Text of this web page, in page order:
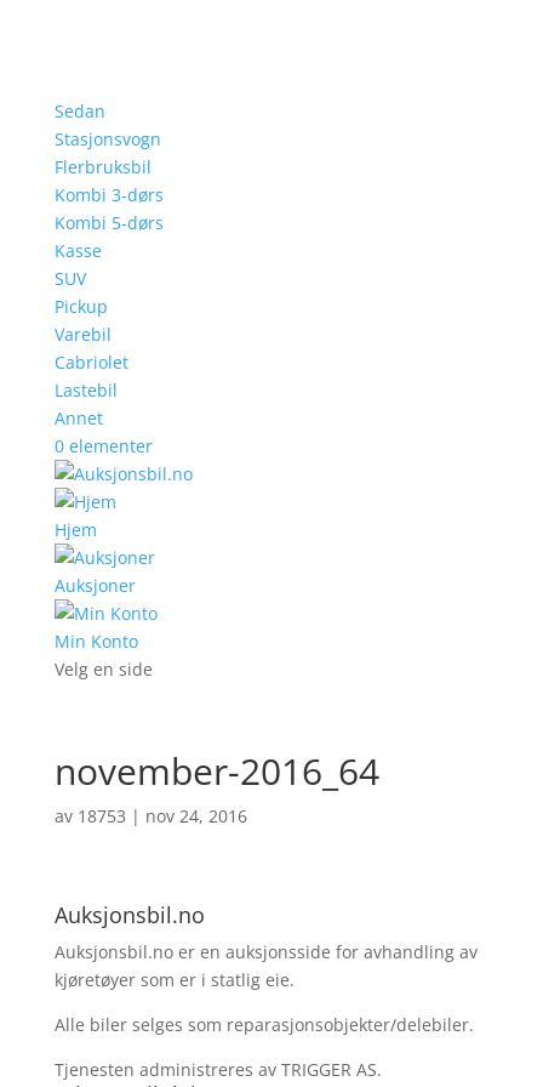
Sedan
Stasjonsvogn
Flerbruksbil
Kombi 3-dørs
Kombi 5-dørs
Kasse
SUV
Pickup
Varebil
Cabriolet
Lastebil
Annet
0 elementer
Hjem
Auksjoner
Min Konto
Velg en side
november-2016_64
av 18753 | nov 24, 2016
Auksjonsbil.no
Auksjonsbil.no er en auksjonsside for avhandling av
kjøretøyer som er i statlig eie.
Alle biler selges som reparasjonsobjekter/delebiler.
Tjenesten administreres av TRIGGER AS.